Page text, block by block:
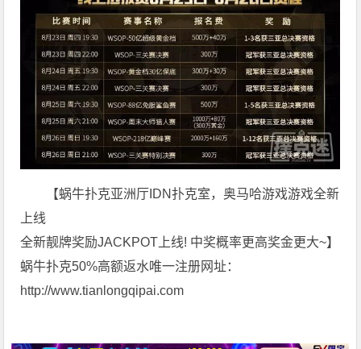
【蜗牛扑克亚洲厅IDN扑克室，奥马哈游戏游戏全新
上线
全新靓牌奖励JACKPOT上线! 中奖概率更高奖金更大~】
蜗牛扑克50%高额返水唯一注册网址：
http://www.tianlongqipai.com